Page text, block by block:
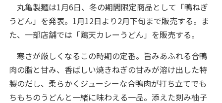
丸亀製麺は1月6日、冬の期間限定商品として「鴨ねぎ
うどん」を発表。1月12日より2月下旬まで販売する。ま
た、一部店舗では「鶏天カレーうどん」を販売する。
寒さが厳しくなるこの時期の定番。旨みあふれる合鴨
肉の脂と甘み、香ばしい焼きねぎの甘みが溶け出した特
製のだし、柔らかくジューシーな合鴨肉が打ち立てでも
ちもちのうどんと一緒に味わえる一品。添えた刻み柚子